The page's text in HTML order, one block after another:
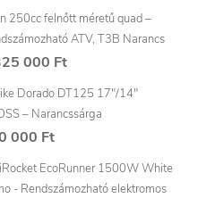
250cc felnőtt méretű quad –
ATV, T3B Narancs
000 Ft
Dorado DT125 17"/14"
– Narancssárga
000 Ft
EcoRunner 1500W White
- Rendszámozható elektromos